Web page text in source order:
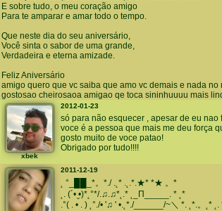
E sobre tudo, o meu coração amigo
Para te amparar e amar todo o tempo.
Que neste dia do seu aniversário,
Você sinta o sabor de uma grande,
Verdadeira e eterna amizade.
Feliz Aniversário
amigo quero que vc saiba que amo vc demais e nada
gostosao cheirosaoa amigao qe toca sininhuuuu mais
xbek
2012-01-23
só para não esquecer , apesar de eu nao
voce é a pessoa que mais me deu força
gosto muito de voce patao!
Obrigado por tudo!!!!
2011-12-19
˛ °_██_*。*./ .˛* .˛.*.★* *★ 。*
˛. (´• ̮•)*˛°*/.♫.♫*˛.* ˛_Π_____. * ˛*
.°( . • . ) ˛°./• '♫ ' •.˛*./______/~＼ *. ˛*.。˛* ˛.